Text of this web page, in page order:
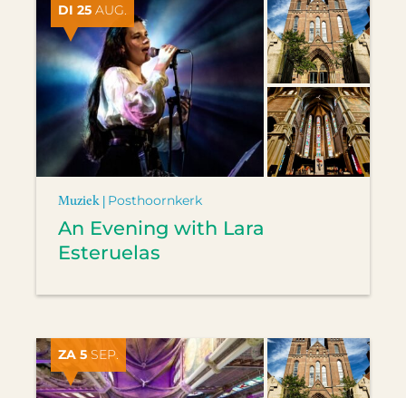
DI 25 AUG.
Muziek | Posthoornkerk
An Evening with Lara
Esteruelas
ZA 5 SEP.